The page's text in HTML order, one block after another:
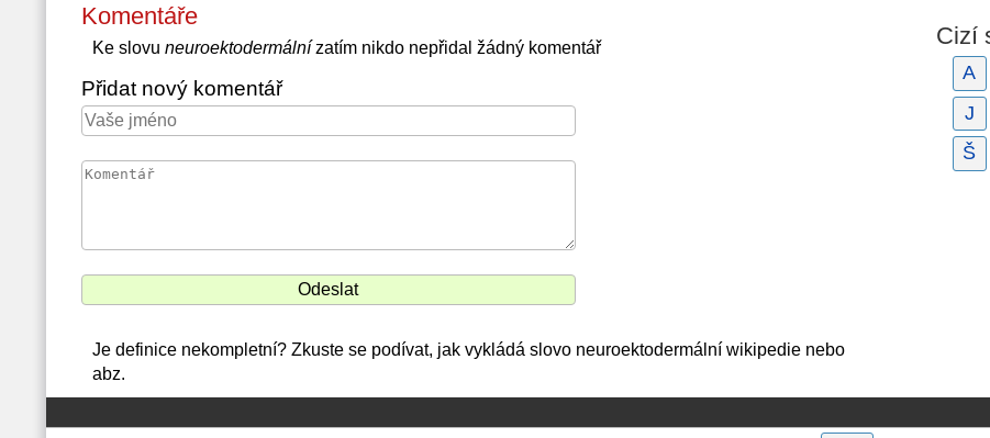
Komentáře
Ke slovu neuroektodermálnízatím nikdo nepřidal žádný komentář
Přidat nový komentář
Je definice nekompletní? Zkuste se podívat, jak vykládá slovo neuroektodermální wikipedie nebo
abz.
Cizí
A
J
Š